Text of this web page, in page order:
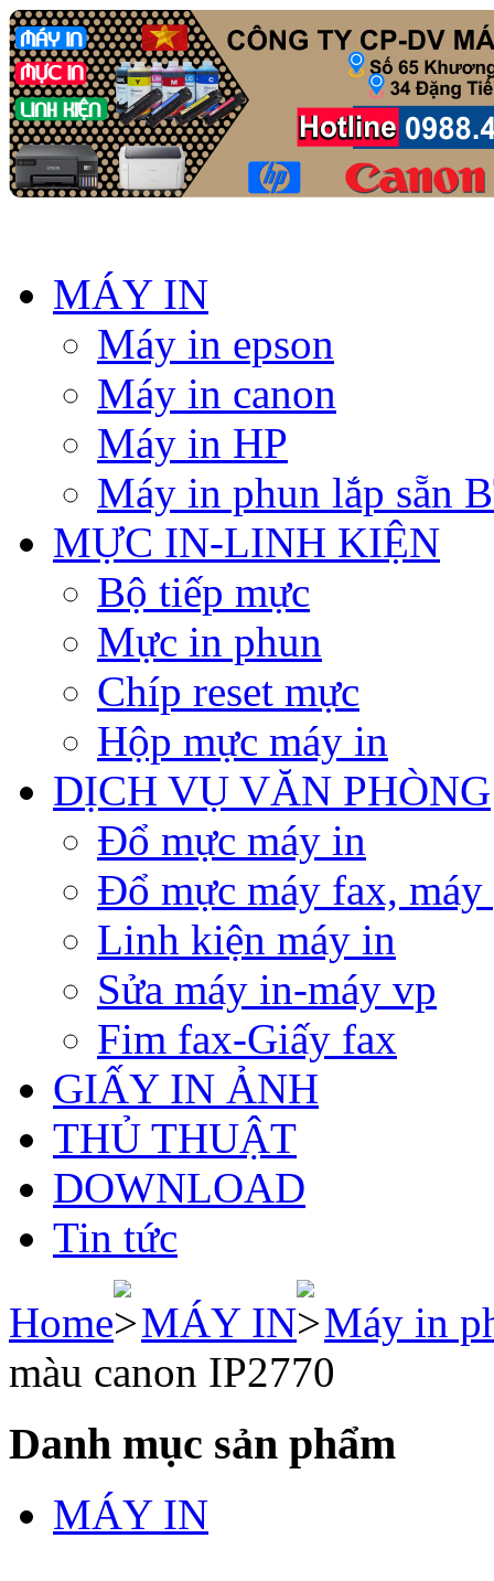
MÁY IN
Máy in epson
Máy in canon
Máy in HP
Máy in phun lắp sẵn
MỰC IN-LINH KIỆN
Bộ tiếp mực
Mực in phun
Chíp reset mực
Hộp mực máy in
DỊCH VỤ VĂN PHÒNG
Đổ mực máy in
Đổ mực máy fax, máy
Linh kiện máy in
Sửa máy in-máy vp
Fim fax-Giấy fax
GIẤY IN ẢNH
THỦ THUẬT
DOWNLOAD
Tin tức
Home
MÁY IN
Máy in
màu canon IP2770
Danh mục sản phẩm
MÁY IN